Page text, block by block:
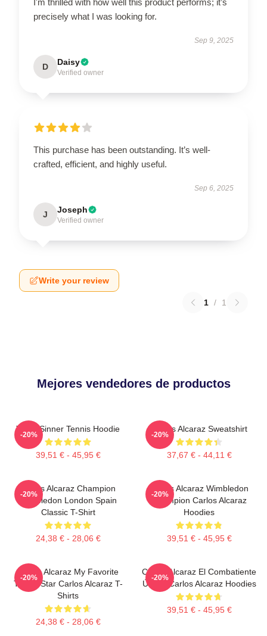
precisely what I was looking for.
Sep 9, 2025
D Daisy
Verified owner
This purchase has been outstanding. It’s well-
crafted, efficient, and highly useful.
Sep 6, 2025
J Joseph
Verified owner
Write your review
1 / 1
Mejores vendedores de productos
Team Sinner Tennis Hoodie
39,51 € - 45,95 €
-20%
Carlos Alcaraz Sweatshirt
37,67 € - 44,11 €
-20%
Carlos Alcaraz Champion
Wimbledon London Spain
Classic T-Shirt
24,38 € - 28,06 €
-20%
Carlos Alcaraz Wimbledon
Champion Carlos Alcaraz
Hoodies
39,51 € - 45,95 €
-20%
Carlos Alcaraz My Favorite
Tennis Star Carlos Alcaraz T-
Shirts
24,38 € - 28,06 €
-20%
Carlos Alcaraz El Combatiente
Último Carlos Alcaraz Hoodies
39,51 € - 45,95 €
-20%